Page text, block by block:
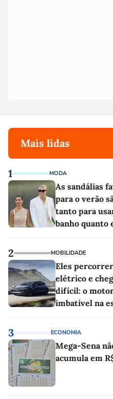
Mais lidas
1 MODA
As sandálias
para o verão
tanto para
banho quanto
2 MOBILIDADE
Eles
elétrico e
difícil: o
imbatível na
3 ECONOMIA
Mega-Sena
acumula em